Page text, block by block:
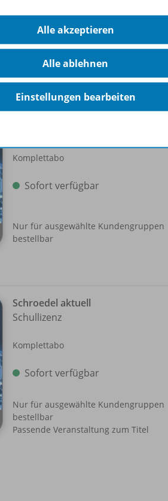
Schroedel aktuell
Komplettabo
Sofort verfügbar
Nur für ausgewählte Kundengruppen
bestellbar
Schroedel aktuell
Schullizenz
Komplettabo
Sofort verfügbar
Nur für ausgewählte Kundengruppen
bestellbar
Passende Veranstaltung zum Titel
Alle akzeptieren
Alle ablehnen
Einstellungen bearbeiten